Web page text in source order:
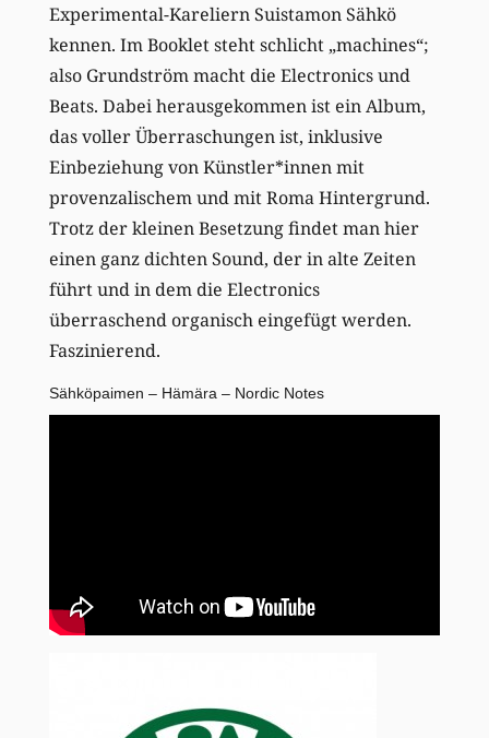
Experimental-Kareliern Suistamon Sähkö
kennen. Im Booklet steht schlicht „machines“;
also Grundström macht die Electronics und
Beats. Dabei herausgekommen ist ein Album,
das voller Überraschungen ist, inklusive
Einbeziehung von Künstler*innen mit
provenzalischem und mit Roma Hintergrund.
Trotz der kleinen Besetzung findet man hier
einen ganz dichten Sound, der in alte Zeiten
führt und in dem die Electronics
überraschend organisch eingefügt werden.
Faszinierend.
Sähköpaimen – Hämära – Nordic Notes